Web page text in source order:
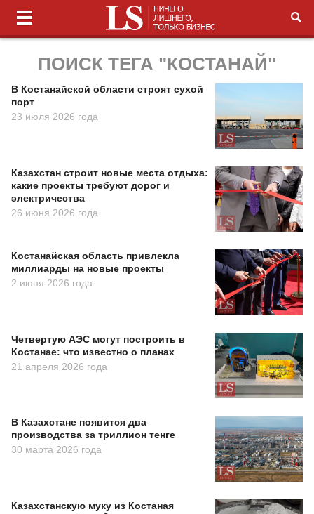
ПОИСК ТЕГА "КОСТАНАЙ"
В Костанайской области строят сухой
порт
23 июля 2026 года
Казахстан строит новые места отдыха:
какие проекты требуют дорог и
электричества
26 июня 2026 года
Костанайская область привлекла
миллиарды на новые проекты
2 июня 2026 года
Четвертую АЭС могут построить в
Костанае: что известно о планах
21 апреля 2026 года
В Казахстане появится два
производства за триллион тенге
30 марта 2026 года
Казахстанскую муку из Костаная